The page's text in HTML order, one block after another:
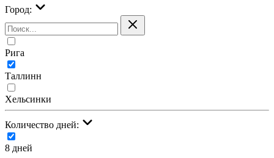
Город:
Рига
Таллинн
Хельсинки
Количество дней:
8 дней